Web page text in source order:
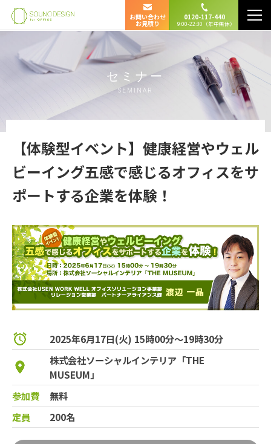
お問い合わせ
お見積り
0120-117-440
9:00-22:30（年中無休）
セミナー
SEMINAR
【体験型イベント】健康経営やウェル
ビーイング五感で感じるオフィスをサ
ポートする企業を体験！
2025年6月17日(火) 15時00分～19時30分
株式会社ソーシャルインテリア「THE
MUSEUM」
参加費
無料
定員
200名